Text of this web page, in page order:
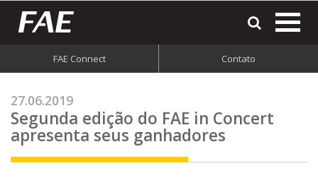
FAE Connect Contato
27.06.2019
Segunda edição do FAE in Concert
apresenta seus ganhadores